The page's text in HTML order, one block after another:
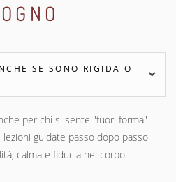
SE SONO RIGIDA O
per chi si sente "fuori forma"
guidate passo dopo passo
calma e fiducia nel corpo —